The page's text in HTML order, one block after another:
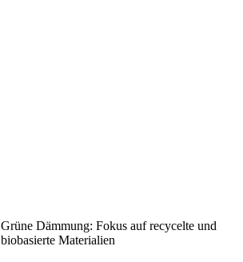
Grüne Dämmung: Fokus auf recycelte und
biobasierte Materialien